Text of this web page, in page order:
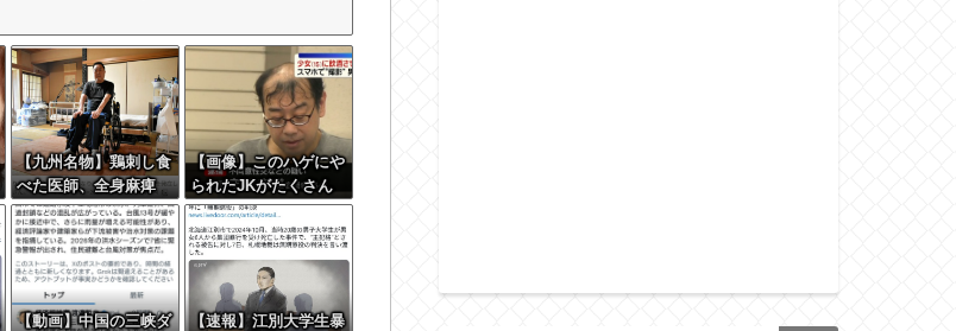
【九州名物】鶏刺し食
べた医師、全身麻痺
へ…「死んだほうが良
かった」
【画像】このハゲにや
られたJKがたくさん
いるという事実
【動画】中国の三峡ダ
【速報】江別大学生暴